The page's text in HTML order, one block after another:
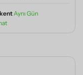
Aynı Gün